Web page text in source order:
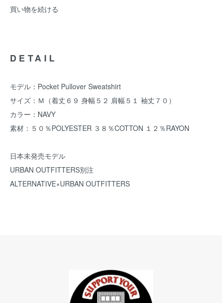
買い物を続ける
DETAIL
モデル：Pocket Pullover Sweatshirt
サイズ：Ｍ（着丈６９ 身幅５２ 肩幅５１ 袖丈７０）
カラー：NAVY
素材：５０％POLYESTER ３８％COTTON １２％RAYON
日本未発売モデル
URBAN OUTFITTERS別注
ALTERNATIVE×URBAN OUTFITTERS